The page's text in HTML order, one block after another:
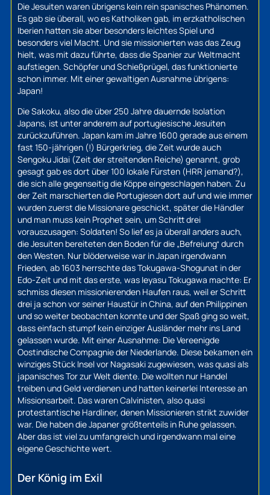
Die Jesuiten waren übrigens kein rein spanisches Phänomen.
Es gab sie überall, wo es Katholiken gab, im erzkatholischen
Iberien hatten sie aber besonders leichtes Spiel und
besonders viel Macht. Und sie missionierten was das Zeug
hielt, was mit dazu führte, dass die Spanier zur Weltmacht
aufstiegen. Schöpfer und Schießprügel, das funktionierte
schon immer. Mit einer gewaltigen Ausnahme übrigens:
Japan!
Die Sakoku, also die über 250 Jahre dauernde Isolation
Japans, ist unter anderem auf portugiesische Jesuiten
zurückzuführen. Japan kam im Jahre 1600 gerade aus einem
fast 150-jährigen (!) Bürgerkrieg, die Zeit wurde auch
Sengoku Jidai (Zeit der streitenden Reiche) genannt, grob
gesagt gab es dort über 100 lokale Fürsten (HRR jemand?),
die sich alle gegenseitig die Köppe eingeschlagen haben. Zu
der Zeit marschierten die Portugiesen dort auf und wie immer
wurden zuerst die Missionare geschickt, später die Händler
und man muss kein Prophet sein, um Schritt drei
vorauszusagen: Soldaten! So lief es ja überall anders auch,
die Jesuiten bereiteten den Boden für die „Befreiung“ durch
den Westen. Nur blöderweise war in Japan irgendwann
Frieden, ab 1603 herrschte das Tokugawa-Shogunat in der
Edo-Zeit und mit das erste, was Ieyasu Tokugawa machte: Er
schmiss diesen missionierenden Haufen raus, weil er Schritt
drei ja schon vor seiner Haustür in China, auf den Philippinen
und so weiter beobachten konnte und der Spaß ging so weit,
dass einfach stumpf kein einziger Ausländer mehr ins Land
gelassen wurde. Mit einer Ausnahme: DieVereenigde
Oostindische Compagnieder Niederlande. Diese bekamen ein
winziges Stück Insel vor Nagasaki zugewiesen, was quasi als
japanisches Tor zur Welt diente. Die wollten nur Handel
treiben und Geld verdienen und hatten keinerlei Interesse an
Missionsarbeit. Das waren Calvinisten, also quasi
protestantische Hardliner, denen Missionieren strikt zuwider
war. Die haben die Japaner größtenteils in Ruhe gelassen.
Aber das ist viel zu umfangreich und irgendwann mal eine
eigene Geschichte wert.
Der König im Exil